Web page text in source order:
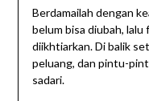
Berdamailah dengan
belum bisa diubah, lalu
diikhtiarkan. Di balik
peluang, dan pintu-
sadari.